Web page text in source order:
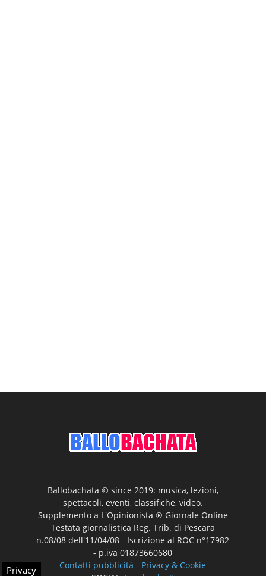
Ballobachata © since 2019: musica, lezioni,
spettacoli, eventi, classifiche, video.
Supplemento a L'Opinionista ® Giornale Online
Testata giornalistica Reg. Trib. di Pescara
n.08/08 dell'11/04/08 - Iscrizione al ROC n°17982
- p.iva 01873660680
Contatti pubblicità - Privacy & Cookie
Privacy